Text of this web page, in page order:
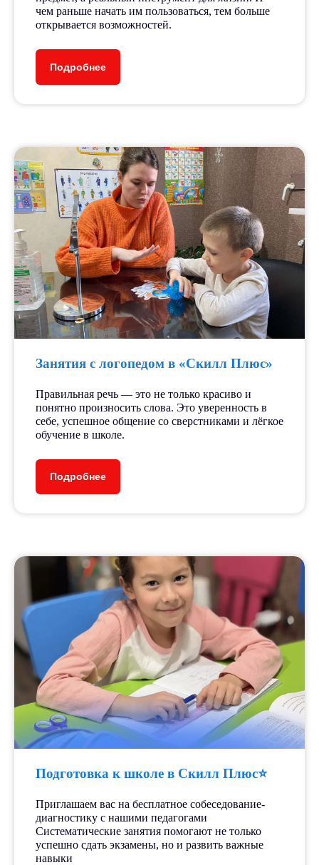
чем раньше начать им пользоваться, тем больше
открывается возможностей.
Подробнее
Занятия с логопедом в «Скилл Плюс»
Правильная речь — это не только красиво и
понятно произносить слова. Это уверенность в
себе, успешное общение со сверстниками и лёгкое
обучение в школе.
Подробнее
Подготовка к школе в Скилл Плюс⭐️
Приглашаем вас на бесплатное собеседование-
диагностику с нашими педагогами
Систематические занятия помогают не только
успешно сдать экзамены, но и развить важные
навыки